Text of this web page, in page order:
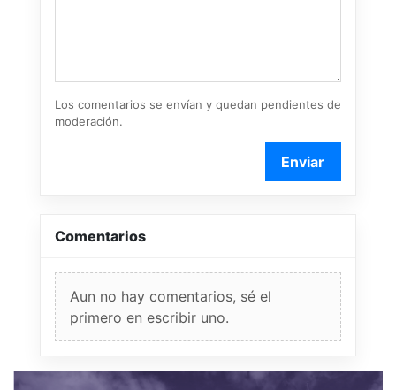
Los comentarios se envían y quedan pendientes de
moderación.
Enviar
Comentarios
Aun no hay comentarios, sé el
primero en escribir uno.